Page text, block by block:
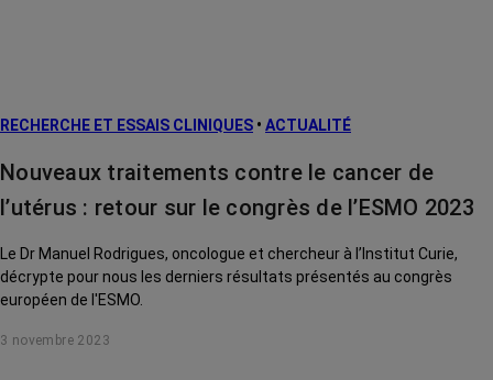
RECHERCHE ET ESSAIS CLINIQUES • ACTUALITÉ
Nouveaux traitements contre le cancer de
l’utérus : retour sur le congrès de l’ESMO 2023
Le Dr Manuel Rodrigues, oncologue et chercheur à l’Institut Curie,
décrypte pour nous les derniers résultats présentés au congrès
européen de l'ESMO.
3 novembre 2023